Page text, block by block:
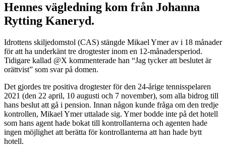
Hennes vägledning kom från Johanna
Rytting Kaneryd.
Idrottens skiljedomstol (CAS) stängde Mikael Ymer av i 18 månader
för att ha underkänt tre drogtester inom en 12-månadersperiod.
Tidigare kallad @X kommenterade han “Jag tycker att beslutet är
orättvist” som svar på domen.
Det gjordes tre positiva drogtester för den 24-årige tennisspelaren
2021 (den 22 april, 10 augusti och 7 november), som alla bidrog till
hans beslut att gå i pension. Innan någon kunde fråga om den tredje
kontrollen, Mikael Ymer uttalade sig. Ymer bodde inte på det hotell
som hans agent hade bokat till kontrollanterna och agenten hade
ingen möjlighet att berätta för kontrollanterna att han hade bytt
hotell.